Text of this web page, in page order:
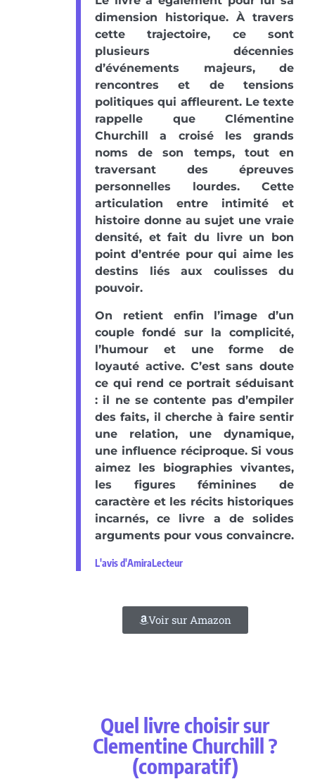
dimension historique. À travers
cette trajectoire, ce sont
plusieurs décennies
d’événements majeurs, de
rencontres et de tensions
politiques qui affleurent. Le texte
rappelle que Clémentine
Churchill a croisé les grands
noms de son temps, tout en
traversant des épreuves
personnelles lourdes. Cette
articulation entre intimité et
histoire donne au sujet une vraie
densité, et fait du livre un bon
point d’entrée pour qui aime les
destins liés aux coulisses du
pouvoir.
On retient enfin l’image d’un
couple fondé sur la complicité,
l’humour et une forme de
loyauté active. C’est sans doute
ce qui rend ce portrait séduisant
: il ne se contente pas d’empiler
des faits, il cherche à faire sentir
une relation, une dynamique,
une influence réciproque. Si vous
aimez les biographies vivantes,
les figures féminines de
caractère et les récits historiques
incarnés, ce livre a de solides
arguments pour vous convaincre.
L'avis d'AmiraLecteur
Voir sur Amazon
Quel livre choisir sur
Clementine Churchill ?
(comparatif)